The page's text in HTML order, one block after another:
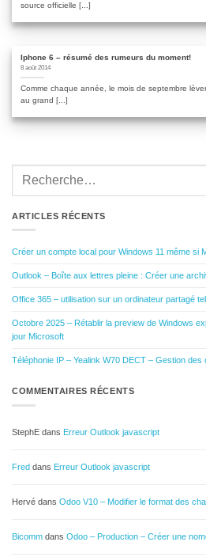
source officielle [...]
Iphone 6 – résumé des rumeurs du moment!
8 août 2014
Comme chaque année, le mois de septembre
au grand [...]
ARTICLES RÉCENTS
Créer un compte local pour Windows 11 même si
Outlook – Boîte aux lettres pleine : Créer une
Office 365 – utilisation sur un ordinateur partagé
Octobre 2025 – Rétablir la preview de Windows
jour Microsoft
Téléphonie IP – Yealink W70 DECT – Gestion des
COMMENTAIRES RÉCENTS
StephE dans Erreur Outlook javascript
Fred dans Erreur Outlook javascript
Hervé dans Odoo V10 – Modifier le format des
Bicomm dans Odoo – Production – Créer une